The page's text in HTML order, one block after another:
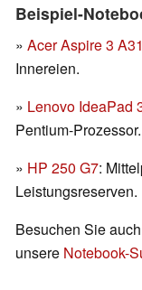
Beispiel-
» Acer Aspire 3
Innereien.
» Lenovo IdeaPad
Pentium-Prozessor.
» HP 250 G7:
Leistungsreserven.
Besuchen Sie
unsere Notebook-